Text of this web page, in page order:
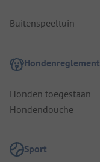
Buitenspeeltuin
Hondenreglement
Honden toegestaan
Hondendouche
Sport